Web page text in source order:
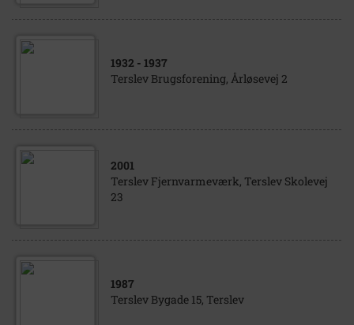
1932 - 1937
Terslev Brugsforening, Årløsevej 2
2001
Terslev Fjernvarmeværk, Terslev Skolevej
23
1987
Terslev Bygade 15, Terslev